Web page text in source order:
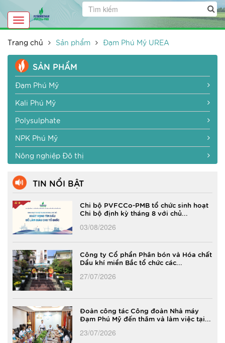
Toggle
navigation
Trang chủ
Sản phẩm Đạm Phú Mỹ UREA
SẢN PHẨM
Đạm Phú Mỹ
Kali Phú Mỹ
Polysulphate
NPK Phú Mỹ
Nông nghiệp Đô thị
TIN NỔI BẬT
Chi bộ PVFCCo-PMB tổ chức sinh hoạt
Chi bộ định kỳ tháng 8 với chủ...
03/08/2026
Công ty Cổ phần Phân bón và Hóa chất
Dầu khí miền Bắc tổ chức các...
27/07/2026
Đoàn công tác Công đoàn Nhà máy
Đạm Phú Mỹ đến thăm và làm việc tại...
23/07/2026